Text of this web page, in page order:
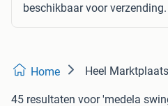
beschikbaar voor verzending.
Home Heel Marktplaats
45 resultaten voor 'medela